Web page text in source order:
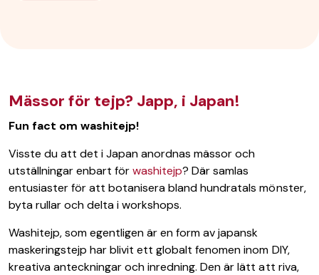
Mässor för tejp? Japp, i Japan!
Fun fact om washitejp!
Visste du att det i Japan anordnas mässor och
utställningar enbart förwashitejp? Där samlas
entusiaster för att botanisera bland hundratals mönster,
byta rullar och delta i workshops.
Washitejp, som egentligen är en form av japansk
maskeringstejp har blivit ett globalt fenomen inom DIY,
kreativa anteckningar och inredning. Den är lätt att riva,